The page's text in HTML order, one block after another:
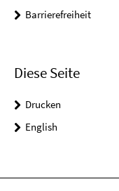
Barrierefreiheit
Diese Seite
Drucken
English